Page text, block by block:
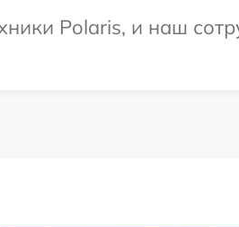
Polaris, и наш